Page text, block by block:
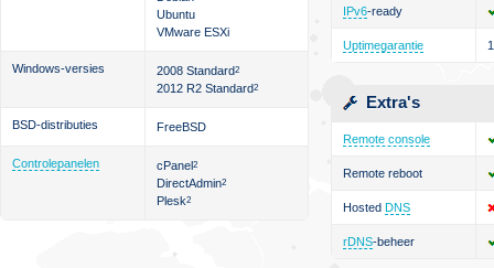
Ubuntu
VMware ESXi
Windows-versies 2008 Standard2
2012 R2 Standard2
BSD-distributies FreeBSD
Controlepanelen cPanel2
DirectAdmin2
Plesk2
IPv6-ready
Uptimegarantie
Extra's
Remote console
Remote reboot
Hosted DNS
rDNS-beheer